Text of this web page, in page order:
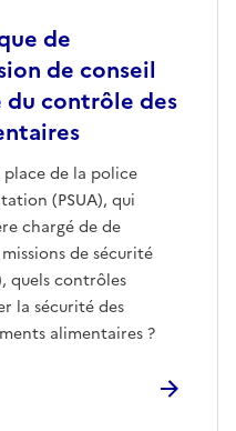
de
de conseil
du contrôle des
place de la police
(PSUA), qui
chargé de de
de sécurité
quels contrôles
la sécurité des
alimentaires ?